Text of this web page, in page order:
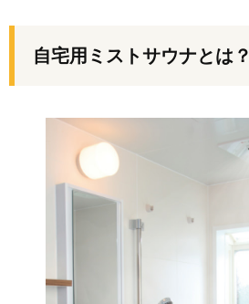
自宅用ミストサウナとは？